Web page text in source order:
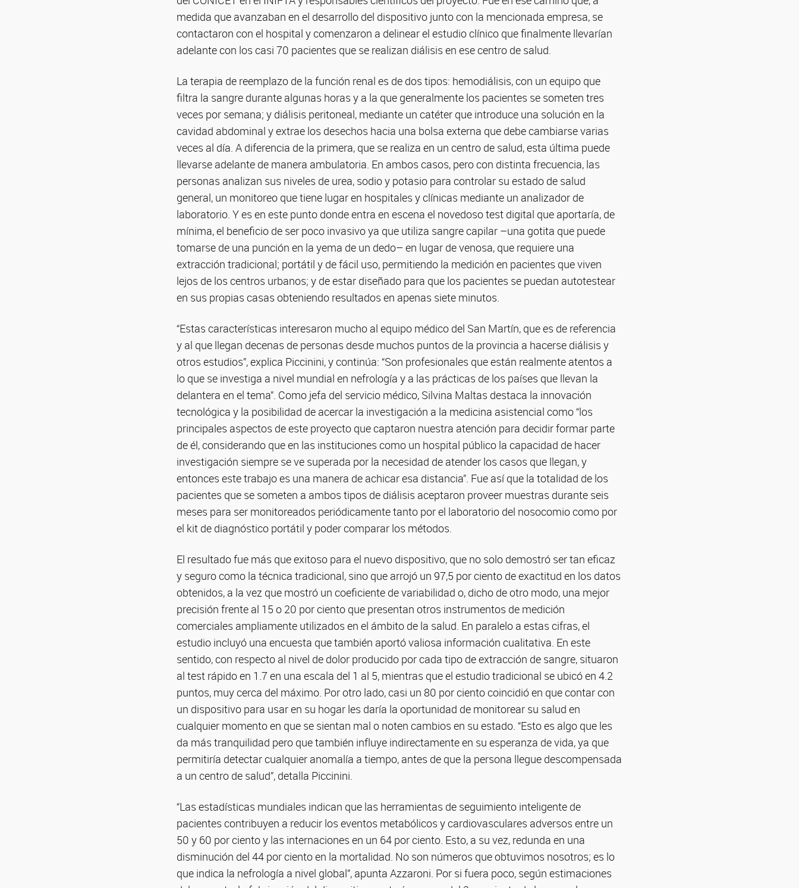
medida que avanzaban en el desarrollo del dispositivo junto con la mencionada empresa, se
contactaron con el hospital y comenzaron a delinear el estudio clínico que finalmente llevarían
adelante con los casi 70 pacientes que se realizan diálisis en ese centro de salud.
La terapia de reemplazo de la función renal es de dos tipos: hemodiálisis, con un equipo que
filtra la sangre durante algunas horas y a la que generalmente los pacientes se someten tres
veces por semana; y diálisis peritoneal, mediante un catéter que introduce una solución en la
cavidad abdominal y extrae los desechos hacia una bolsa externa que debe cambiarse varias
veces al día. A diferencia de la primera, que se realiza en un centro de salud, esta última puede
llevarse adelante de manera ambulatoria. En ambos casos, pero con distinta frecuencia, las
personas analizan sus niveles de urea, sodio y potasio para controlar su estado de salud
general, un monitoreo que tiene lugar en hospitales y clínicas mediante un analizador de
laboratorio. Y es en este punto donde entra en escena el novedoso test digital que aportaría, de
mínima, el beneficio de ser poco invasivo ya que utiliza sangre capilar –una gotita que puede
tomarse de una punción en la yema de un dedo– en lugar de venosa, que requiere una
extracción tradicional; portátil y de fácil uso, permitiendo la medición en pacientes que viven
lejos de los centros urbanos; y de estar diseñado para que los pacientes se puedan autotestear
en sus propias casas obteniendo resultados en apenas siete minutos.
“Estas características interesaron mucho al equipo médico del San Martín, que es de referencia
y al que llegan decenas de personas desde muchos puntos de la provincia a hacerse diálisis y
otros estudios”, explica Piccinini, y continúa: “Son profesionales que están realmente atentos a
lo que se investiga a nivel mundial en nefrología y a las prácticas de los países que llevan la
delantera en el tema”. Como jefa del servicio médico, Silvina Maltas destaca la innovación
tecnológica y la posibilidad de acercar la investigación a la medicina asistencial como “los
principales aspectos de este proyecto que captaron nuestra atención para decidir formar parte
de él, considerando que en las instituciones como un hospital público la capacidad de hacer
investigación siempre se ve superada por la necesidad de atender los casos que llegan, y
entonces este trabajo es una manera de achicar esa distancia”. Fue así que la totalidad de los
pacientes que se someten a ambos tipos de diálisis aceptaron proveer muestras durante seis
meses para ser monitoreados periódicamente tanto por el laboratorio del nosocomio como por
el kit de diagnóstico portátil y poder comparar los métodos.
El resultado fue más que exitoso para el nuevo dispositivo, que no solo demostró ser tan eficaz
y seguro como la técnica tradicional, sino que arrojó un 97,5 por ciento de exactitud en los datos
obtenidos, a la vez que mostró un coeficiente de variabilidad o, dicho de otro modo, una mejor
precisión frente al 15 o 20 por ciento que presentan otros instrumentos de medición
comerciales ampliamente utilizados en el ámbito de la salud. En paralelo a estas cifras, el
estudio incluyó una encuesta que también aportó valiosa información cualitativa. En este
sentido, con respecto al nivel de dolor producido por cada tipo de extracción de sangre, situaron
al test rápido en 1.7 en una escala del 1 al 5, mientras que el estudio tradicional se ubicó en 4.2
puntos, muy cerca del máximo. Por otro lado, casi un 80 por ciento coincidió en que contar con
un dispositivo para usar en su hogar les daría la oportunidad de monitorear su salud en
cualquier momento en que se sientan mal o noten cambios en su estado. “Esto es algo que les
da más tranquilidad pero que también influye indirectamente en su esperanza de vida, ya que
permitiría detectar cualquier anomalía a tiempo, antes de que la persona llegue descompensada
a un centro de salud”, detalla Piccinini.
“Las estadísticas mundiales indican que las herramientas de seguimiento inteligente de
pacientes contribuyen a reducir los eventos metabólicos y cardiovasculares adversos entre un
50 y 60 por ciento y las internaciones en un 64 por ciento. Esto, a su vez, redunda en una
disminución del 44 por ciento en la mortalidad. No son números que obtuvimos nosotros; es lo
que indica la nefrología a nivel global”, apunta Azzaroni. Por si fuera poco, según estimaciones